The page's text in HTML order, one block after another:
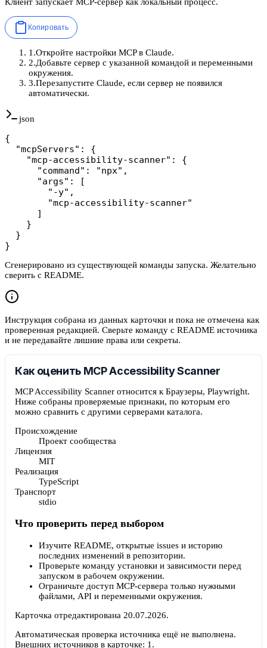
Копировать
1 .Откройте настройки MCP в Claude.
2.Добавьте сервер с указанной командой и переменными
окружения.
3.Перезапустите Claude, если сервер не появился
автоматически.
json
{
  "mcpServers": {
    "mcp-accessibility-scanner": {
      "command": "npx",
      "args": [
        "-y",
        "mcp-accessibility-scanner"
      ]
    }
  }
}
Сгенерировано из существующей команды запуска. Желательно
сверить с README.
Инструкция собрана из данных карточки и пока не отмечена как
проверенная редакцией. Сверьте команду с README источника
и не передавайте лишние права или секреты.
Как оценить MCP Accessibility Scanner
MCP Accessibility Scanner относится к Браузеры, Playwright.
Ниже собраны проверяемые признаки, по которым его
можно сравнить с другими серверами каталога.
Происхождение
Проект сообщества
Лицензия
MIT
Реализация
TypeScript
Транспорт
stdio
Что проверить перед выбором
Изучите README, открытые issues и историю
последних изменений в репозитории.
Проверьте команду установки и зависимости перед
запуском в рабочем окружении.
Ограничьте доступ MCP-сервера только нужными
файлами, API и переменными окружения.
Карточка отредактирована 20.07.2026.
Автоматическая проверка источника ещё не выполнена.
Внешних источников в карточке: 1 .